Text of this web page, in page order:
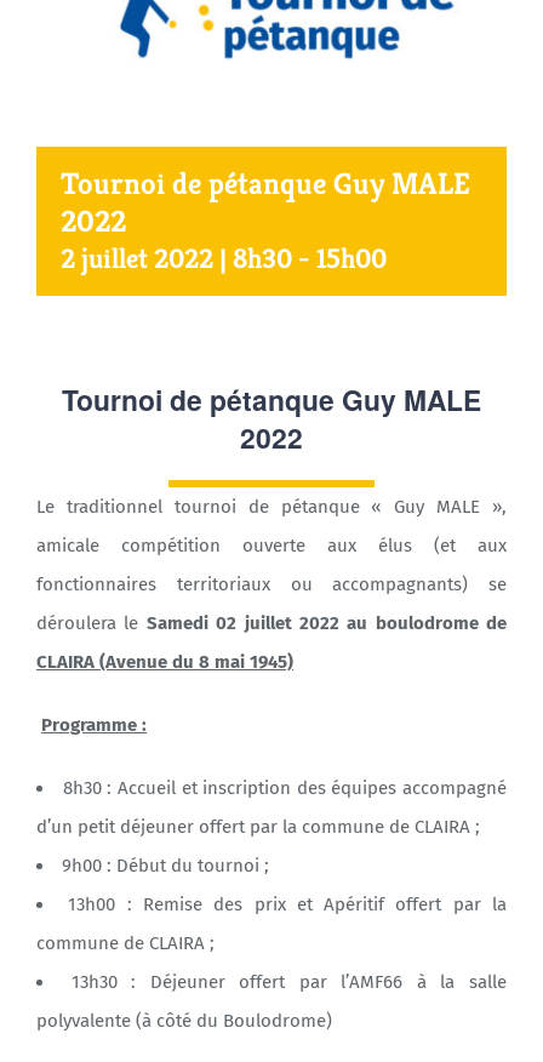
Municipales 2026
Tournoi de pétanque Guy MALE
2022
2 juillet 2022 | 8h30 - 15h00
Tournoi de pétanque Guy MALE
2022
Le traditionnel tournoi de pétanque « Guy MALE »,
amicale compétition ouverte aux élus (et aux
fonctionnaires territoriaux ou accompagnants) se
déroulera le Samedi 02 juillet 2022au boulodrome de
CLAIRA (Avenue du 8 mai 1945)
Programme :
8h30 : Accueil et inscription des équipes accompagné
d’un petit déjeuner offert par la commune de CLAIRA ;
9h00 : Début du tournoi ;
13h00 : Remise des prix et Apéritif offert par la
commune de CLAIRA ;
13h30 : Déjeuner offert par l’AMF66 à la salle
polyvalente (à côté du Boulodrome)